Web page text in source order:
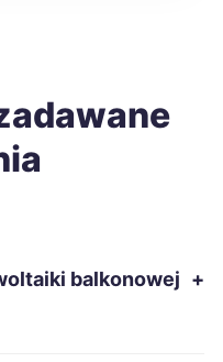
691 zł
696 zł
balkonowej +